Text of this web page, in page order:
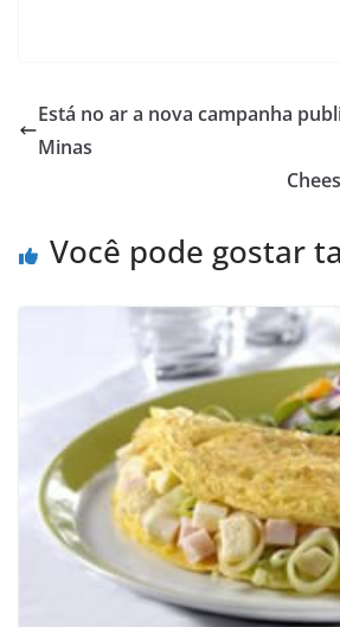
Está no ar a nova campanha
Minas
Você pode gostar